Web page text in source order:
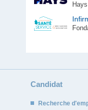
Candidat
Recherche